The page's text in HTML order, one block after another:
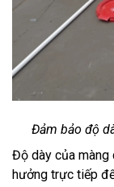
Đảm bảo độ
Độ dày của màng
hưởng trực tiếp